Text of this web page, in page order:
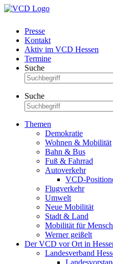
Presse
Kontakt
Aktiv im VCD Hessen
Termine
Suche
Suche
Themen
Demokratie
Wohnen & Mobilität
Bahn & Bus
Fuß & Fahrrad
Autoverkehr
VCD-
Flugverkehr
Umwelt
Neue Mobilität
Stadt & Land
Mobilität für
Werner geißelt
Der VCD vor Ort in
Landesverband